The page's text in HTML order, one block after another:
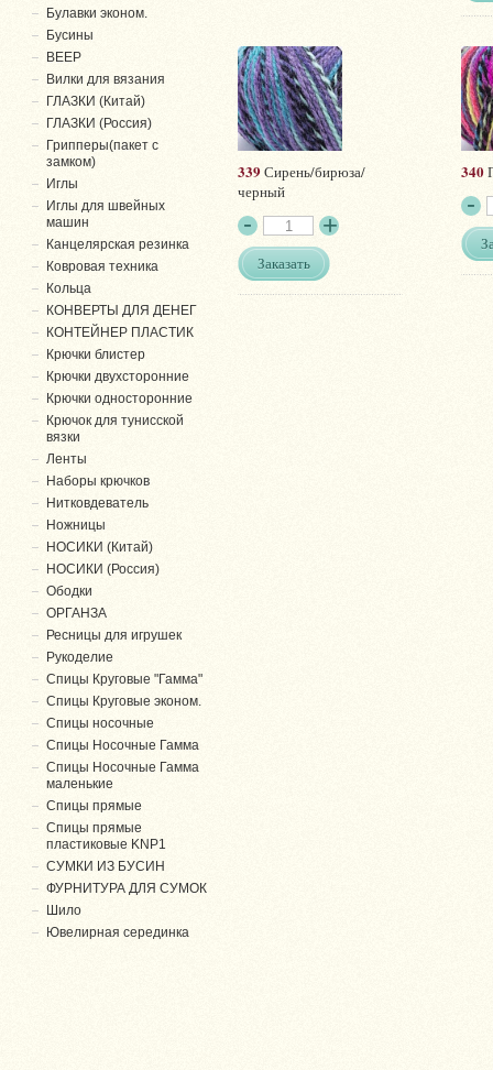
339Сирень/бирюза/
черный
Заказать
340
Булавки эконом.
Бусины
ВЕЕР
Вилки для вязания
ГЛАЗКИ (Китай)
ГЛАЗКИ (Россия)
Грипперы(пакет с
замком)
Иглы
Иглы для швейных
машин
Канцелярская резинка
Ковровая техника
Кольца
КОНВЕРТЫ ДЛЯ ДЕНЕГ
КОНТЕЙНЕР ПЛАСТИК
Крючки блистер
Крючки двухсторонние
Крючки односторонние
Крючок для тунисской
вязки
Ленты
Наборы крючков
Нитковдеватель
Ножницы
НОСИКИ (Китай)
НОСИКИ (Россия)
Ободки
ОРГАНЗА
Ресницы для игрушек
Рукоделие
Спицы Круговые "Гамма"
Спицы Круговые эконом.
Спицы носочные
Спицы Носочные Гамма
Спицы Носочные Гамма
маленькие
Спицы прямые
Спицы прямые
пластиковые KNP1
СУМКИ ИЗ БУСИН
ФУРНИТУРА ДЛЯ СУМОК
Шило
Ювелирная серединка